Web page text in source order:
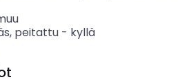
peitattu- kyllä